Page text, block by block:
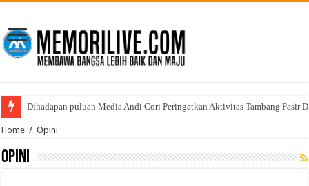
Dihadapan puluan Media Andi Cori Peringatkan Aktivitas Tambang Pasir
Polresta Tanjungpinang Musnahkan Barang Bukti Narkotika, Komitmen
Home / Opini
Opini